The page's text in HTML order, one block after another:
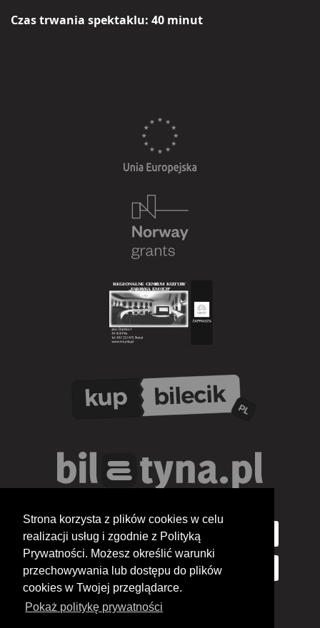
Strona korzysta z plików cookies w celu
realizacji usług i zgodnie z Polityką
Prywatności. Możesz określić warunki
przechowywania lub dostępu do plików
cookies w Twojej przeglądarce.
Pokaż politykę prywatności
Czas trwania spektaklu: 40 minut